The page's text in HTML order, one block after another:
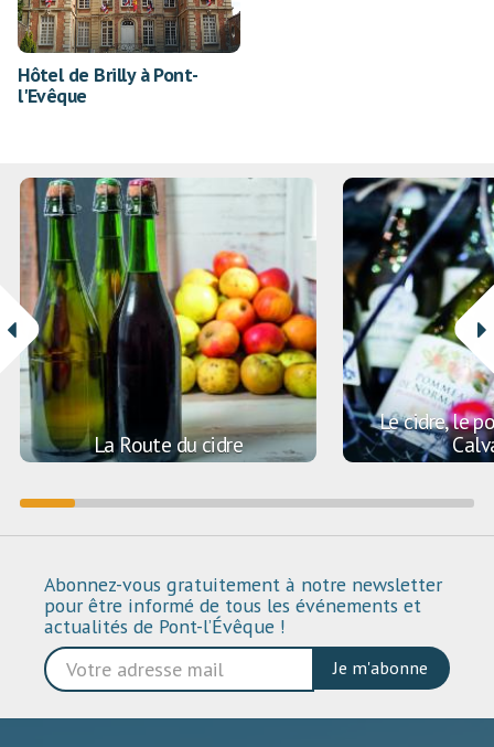
Hôtel de Brilly à Pont-
l'Evêque
La Route du cidre
Le cidre, le
Abonnez-vous gratuitement à notre newsletter
pour être informé de tous les événements et
actualités de Pont-l’Évêque !
Je m'abonne